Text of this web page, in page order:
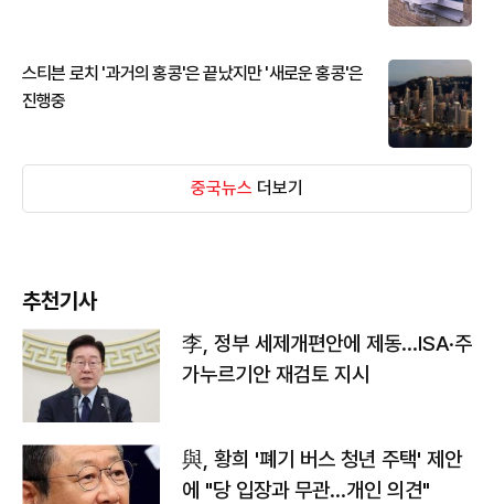
스티븐 로치 '과거의 홍콩'은 끝났지만 '새로운 홍콩'은
진행중
중국뉴스 더보기
추천기사
李, 정부 세제개편안에 제동…ISA·주
가누르기안 재검토 지시
與, 황희 '폐기 버스 청년 주택' 제안
에 "당 입장과 무관…개인 의견"